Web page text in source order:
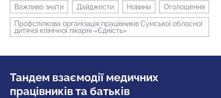
Важливо знати Дайджести Новини Оголошення
Профспілкова організація працівників Сумської обласної
дитячої клінічної лікарні «Єдність»
Тандем взаємодії медичних
працівників та батьків